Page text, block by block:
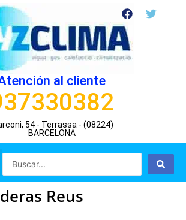
F
a
c
e
b
o
T
w
al cliente
54 - Terrassa - (08224)
BARCELONA
Search
Reus